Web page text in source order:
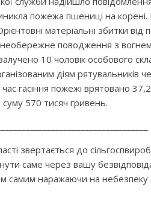
пожежа пшениці на
матеріальні збитки від
поводження з
10 чоловік особового
діям рятувальників
гасіння пожежі врятовано
570 тисяч гривень.
звертається до
саме через вашу
самим наражаючи на